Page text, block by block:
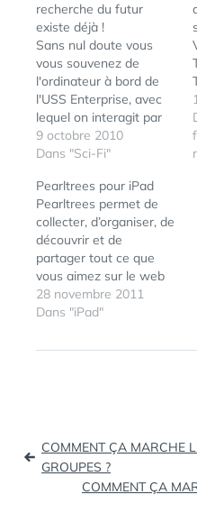
recherche du futur
existe déjà !
Sans nul doute vous
vous souvenez de
l'ordinateur à bord de
l'USS Enterprise, avec
lequel on interagit par
commande vocale... Ce
n'est plus de la science-
démonstration,
dénichée chez Jacques
Froissant, totalement
bluffante de Qwiki qui
fut présenté lors de
Techcrunch Disrupt.
Qwiki est donc un
moteur…
9 octobre 2010
Dans "Sci-Fi"
Pearltrees pour iPad
Pearltrees permet de
collecter, d’organiser, de
découvrir et de
partager tout ce que
vous aimez sur le web
et de ré-organiser le
web vous-même. J'ai
vous en parler à
28 novembre 2011
Dans "iPad"
ÉTIQUETTES :
PEARLTREES,
Navigation
de
l’article
COMMENT ÇA MARCHE
GROUPES ?
COMMENT ÇA